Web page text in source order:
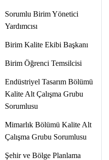
Sorumlu Birim Yönetici
Yardımcısı
Birim Kalite Ekibi Başkanı
Birim Öğrenci Temsilcisi
Endüstriyel Tasarım Bölümü
Kalite Alt Çalışma Grubu
Sorumlusu
Mimarlık Bölümü Kalite Alt
Çalışma Grubu Sorumlusu
Şehir ve Bölge Planlama